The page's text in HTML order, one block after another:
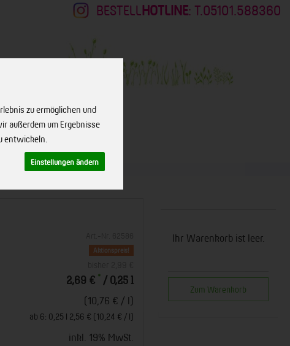
zu ermöglichen und
außerdem um Ergebnisse
entwickeln.
Einstellungen ändern
BESTELL HOTLINE: T.05101.588360
Aktionspreis!
2,69 € * / 0,25 l
(10,76 € / l)
ab 6: 0,25 l 2,56 € (10,24 € / l)
inkl. 19% MwSt.
Ihr Warenkorb ist leer.
Zum Warenkorb